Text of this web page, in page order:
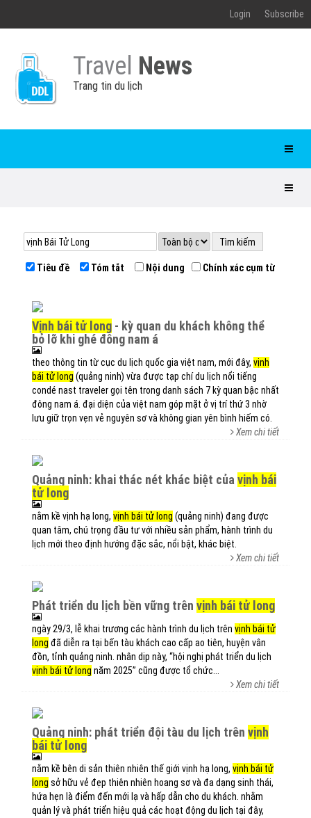
Login Subscribe
Travel News
Trang tin du lịch
Tiêu đề Tóm tắt Nội dung Chính xác cụm từ
vịnh bái tử long - kỳ quan du khách không thể
bỏ lỡ khi ghé đông nam á
theo thông tin từ cục du lịch quốc gia việt nam, mới đây, vịnh
bái tử long (quảng ninh) vừa được tạp chí du lịch nổi tiếng
condé nast traveler gọi tên trong danh sách 7 kỳ quan bậc nhất
đông nam á. đại diện của việt nam góp mặt ở vị trí thứ 3 nhờ
lưu giữ trọn vẹn vẻ nguyên sơ và không gian yên bình hiếm có.
Xem chi tiết
quảng ninh: khai thác nét khác biệt của vịnh bái
tử long
nằm kề vịnh hạ long, vịnh bái tử long (quảng ninh) đang được
quan tâm, chú trọng đầu tư với nhiều sản phẩm, hành trình du
lịch mới theo định hướng đặc sắc, nổi bật, khác biệt.
Xem chi tiết
phát triển du lịch bền vững trên vịnh bái tử long
ngày 29/3, lễ khai trương các hành trình du lịch trên vịnh bái tử
long đã diễn ra tại bến tàu khách cao cấp ao tiên, huyện vân
đồn, tỉnh quảng ninh. nhân dịp này, “hội nghị phát triển du lịch
vịnh bái tử long năm 2025” cũng được tổ chức...
Xem chi tiết
quảng ninh: phát triển đội tàu du lịch trên vịnh
bái tử long
nằm kề bên di sản thiên nhiên thế giới vịnh hạ long, vịnh bái tử
long sở hữu vẻ đẹp thiên nhiên hoang sơ và đa dạng sinh thái,
hứa hẹn là điểm đến mới lạ và hấp dẫn cho du khách. nhằm
quản lý và phát triển hiệu quả các hoạt động du lịch tại đây,